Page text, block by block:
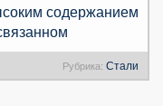
содержанием
Рубрика: Стали